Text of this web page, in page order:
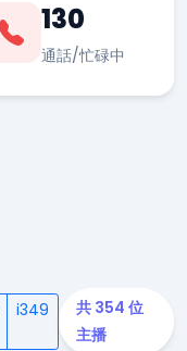
130
通話/忙碌中
i349
共 354 位
主播